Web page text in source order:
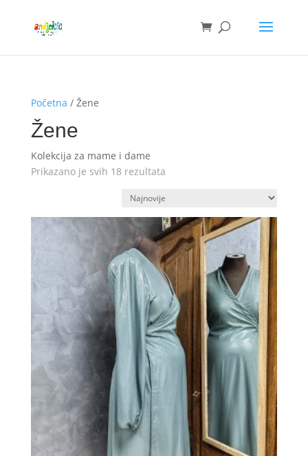
Početna / Žene
Žene
Kolekcija za mame i dame
Prikazano je svih 18 rezultataSortirano
najnovijem